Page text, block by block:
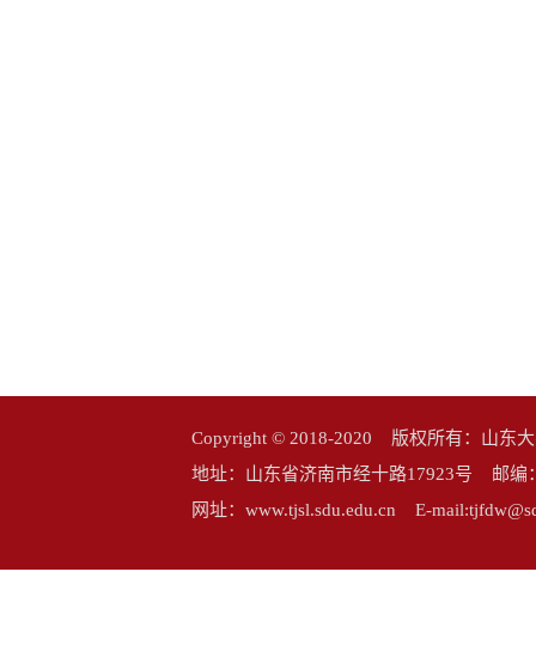
Copyright © 2018-2020 版权所有：山东
地址：山东省济南市经十路17923号 邮
网址：www.tjsl.sdu.edu.cn E-